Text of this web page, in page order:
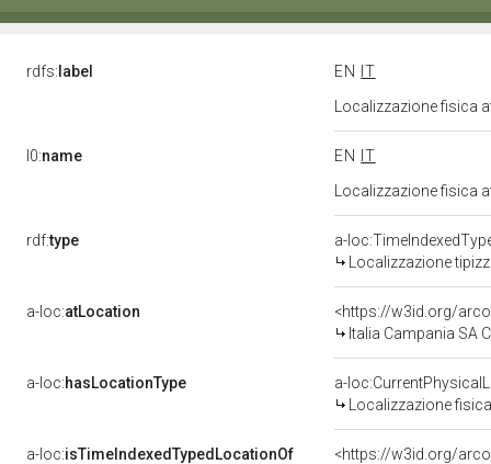
rdfs: label EN
IT
Localizzazione fisica
l0:name EN
IT
Localizzazione fisica
rdf:type
a-
Localizzazione
a-loc:atLocation
<https://w3id.org/
Italia Campania SA
a-loc:hasLocationType
a-
Localizzazione
a-loc:isTimeIndexedTypedLocationOf
<https://w3id.org/